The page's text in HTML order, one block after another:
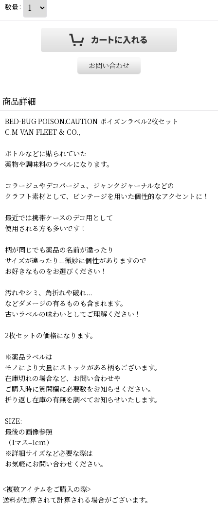
数量:
お問い合わせ
商品詳細
BED-BUG POISON.CAUTION ポイズンラベル2枚セット
C.M VAN FLEET & CO.,
ボトルなどに貼られていた
薬物や調味料のラベルになります。
コラージュやデコパージュ、ジャンクジャーナルなどの
クラフト素材として、ビンテージを用いた個性的なアクセントに！
最近では携帯ケースのデコ用として
使用される方も多いです！
柄が同じでも薬品の名前が違ったり
サイズが違ったり...微妙に個性がありますので
お好きなものをお選びください！
汚れやシミ、角折れや破れ...
などダメージの有るものも含まれます。
古いラベルの味わいとしてご理解ください！
2枚セットの価格になります。
※薬品ラベルは
モノにより大量にストックがある柄もございます。
在庫切れの場合など、お問い合わせや
ご購入時に質問欄に必要数をお知らせください。
折り返し在庫の有無を調べてお知らせいたします。
SIZE:
最後の画像参照
（1マス=1cm）
※詳細サイズなど必要な際は
お気軽にお問い合わせください。
<複数アイテムをご購入の際>
送料が加算されて計算される場合がございます。